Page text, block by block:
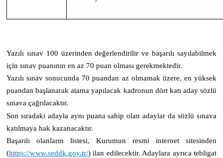
Yazılı sınav 100 üzerinden değerlendirilir ve başarılı sayılabilmek
için sınav puanının en az 70 puan olması gerekmektedir.
Yazılı sınav sonucunda 70 puandan az olmamak üzere, en yüksek
puandan başlanarak atama yapılacak kadronun dört katı aday sözlü
sınava çağrılacaktır.
Son sıradaki adayla aynı puana sahip olan adaylar da sözlü sınava
katılmaya hak kazanacaktır.
Başarılı olanların listesi, Kurumun resmi internet sitesinden
(https://www.seddk.gov.tr/) ilan edilecektir. Adaylara ayrıca tebligat